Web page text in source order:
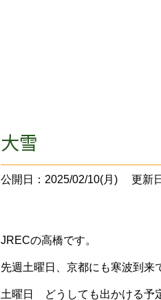
大雪
公開日：2025/02/10(月) 更新
JRECの高橋です。
先週土曜日、京都にも寒波到来
土曜日 どうしても出かける予